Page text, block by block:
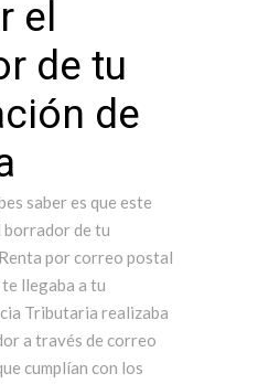
el
de tu
de
saber es que este
borrador de tu
por correo postal
llegaba a tu
Tributaria realizaba
a través de correo
cumplían con los